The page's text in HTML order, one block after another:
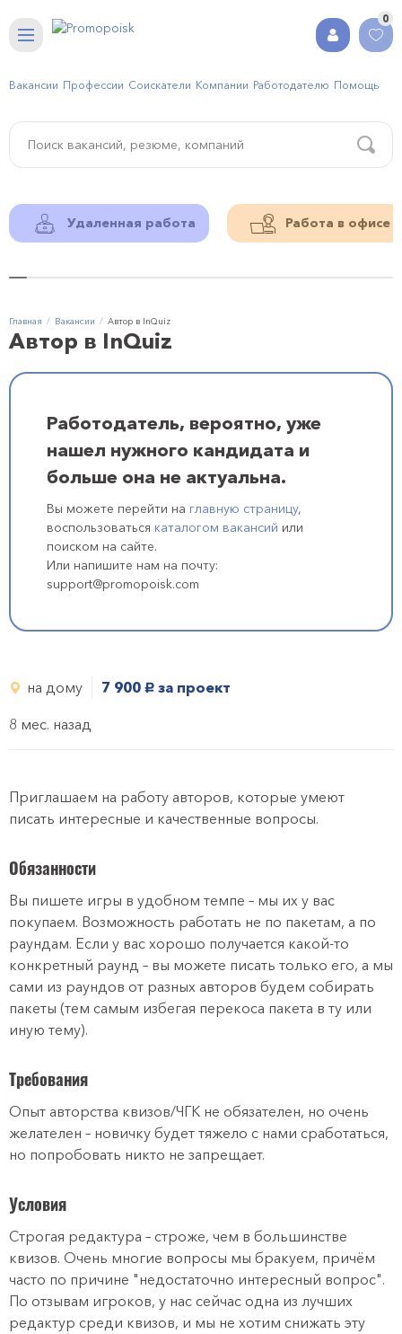
0
Вакансии Профессии Соискатели Компании Работодателю Помощь
Удаленная работа Работа в офисе
Главная Вакансии Автор в InQuiz
Автор в InQuiz
Работодатель, вероятно, уже
нашел нужного кандидата и
больше она не актуальна.
Вы можете перейти на главную страницу,
воспользоваться каталогом вакансий или
поиском на сайте.
Или напишите нам на почту:
support@promopoisk.com
на дому 7 900 руб. за проект
8 мес. назад
Приглашаем на работу авторов, которые умеют
писать интересные и качественные вопросы.
Обязанности
Вы пишете игры в удобном темпе – мы их у вас
покупаем. Возможность работать не по пакетам, а по
раундам. Если у вас хорошо получается какой-то
конкретный раунд – вы можете писать только его, а мы
сами из раундов от разных авторов будем собирать
пакеты (тем самым избегая перекоса пакета в ту или
иную тему).
Требования
Опыт авторства квизов/ЧГК не обязателен, но очень
желателен – новичку будет тяжело с нами сработаться,
но попробовать никто не запрещает.
Условия
Строгая редактура – строже, чем в большинстве
квизов. Очень многие вопросы мы бракуем, причём
часто по причине "недостаточно интересный вопрос".
По отзывам игроков, у нас сейчас одна из лучших
редактур среди квизов, и мы не хотим снижать эту